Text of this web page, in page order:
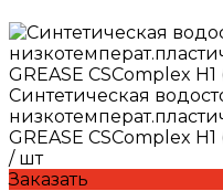
Синтетическая
GREASE CSComplex H1
/ шт
Заказать